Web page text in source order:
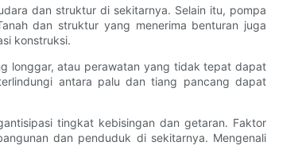
dan struktur di sekitarnya. Selain itu, pompa
dan struktur yang menerima benturan juga
konstruksi.
longgar, atau perawatan yang tidak tepat dapat
antara palu dan tiang pancang dapat
tingkat kebisingan dan getaran. Faktor
dan penduduk di sekitarnya. Mengenali